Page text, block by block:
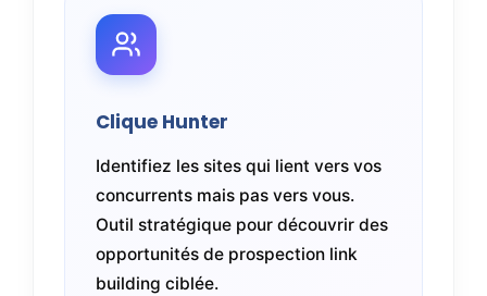
Clique Hunter
Identifiez les sites qui lient vers vos
concurrents mais pas vers vous.
Outil stratégique pour découvrir des
opportunités de prospection link
building ciblée.